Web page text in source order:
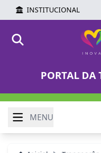
INSTITUCIONAL
PORTAL DA
MENU